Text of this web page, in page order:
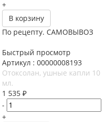
+
В корзину
По рецепту. САМОВЫВОЗ
Быстрый просмотр
Артикул : 00000008193
Отоксолан, ушные капли 10
мл.
1 535 ₽
-
+